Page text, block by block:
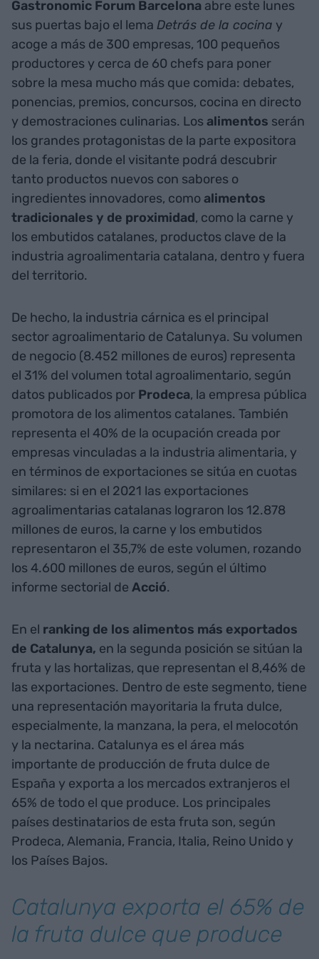
Gastronomic Forum Barcelona abre este lunes
sus puertas bajo el lema Detrás de la cocina y
acoge a más de 300 empresas, 100 pequeños
productores y cerca de 60 chefs para poner
sobre la mesa mucho más que comida: debates,
ponencias, premios, concursos, cocina en directo
y demostraciones culinarias. Losalimentos serán
los grandes protagonistas de la parte expositora
de la feria, donde el visitante podrá descubrir
tanto productos nuevos con sabores o
ingredientes innovadores, comoalimentos
tradicionales y de proximidad, como la carne y
los embutidos catalanes, productos clave de la
industria agroalimentaria catalana, dentro y fuera
del territorio.
De hecho, la industria cárnica es el principal
sector agroalimentario de Catalunya. Su volumen
de negocio (8.452 millones de euros) representa
el 31% del volumen total agroalimentario, según
datos publicados por Prodeca, la empresa pública
promotora de los alimentos catalanes. También
representa el 40% de la ocupación creada por
empresas vinculadas a la industria alimentaria, y
en términos de exportaciones se sitúa en cuotas
similares: si en el 2021 las exportaciones
agroalimentarias catalanas lograron los 12.878
millones de euros, la carne y los embutidos
representaron el 35,7% de este volumen, rozando
los 4.600 millones de euros, según el último
informe sectorial de Acció.
En el ranking de los alimentos más exportados
de Catalunya, en la segunda posición se sitúan la
fruta y las hortalizas, que representan el 8,46% de
las exportaciones. Dentro de este segmento, tiene
una representación mayoritaria la fruta dulce,
especialmente, la manzana, la pera, el melocotón
y la nectarina. Catalunya es el área más
importante de producción de fruta dulce de
España y exporta a los mercados extranjeros el
65% de todo el que produce. Los principales
países destinatarios de esta fruta son, según
Prodeca, Alemania, Francia, Italia, Reino Unido y
los Países Bajos.
Catalunya exporta el 65% de
la fruta dulce que produce